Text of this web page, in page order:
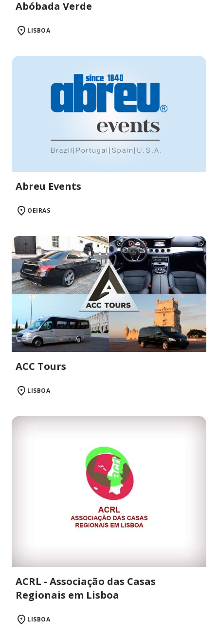
Abóbada Verde
LISBOA
Abreu Events
OEIRAS
ACC Tours
LISBOA
ACRL - Associação das Casas
Regionais em Lisboa
LISBOA